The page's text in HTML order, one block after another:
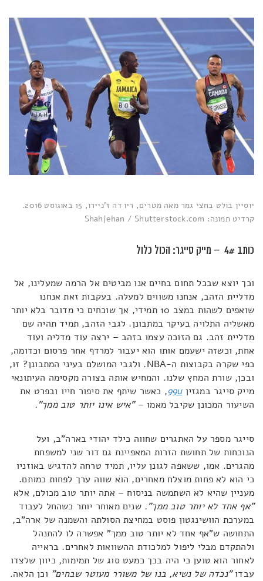
יוסיין בולט בחצי גמר מאה מטרים, ריו דה ז'ניירו, 15 באוגוסט 2016.
קרדיט תמונה: Shahjehan / Shutterstock.com
כותב 4# – מייק סייגר: הכול כלול
וכך יוצא שבכל תחום בחיים אנו מביטים אל הרמה שמעלינו, אל
מדליית הזהב, אנחנו משווים למעלה. בעקבות זאת אנחנו
שואפים לשהות במצב 10 תמידי, אך שוכחים כי מדובר בלא יותר
מאשליה התלויה בעיקר במתבונן. לגבי הזהב, תמיד תהיה שם
מדליית זהב. גם הזוכה עצמו בזהב – ירצה עוד מדליה ועוד
אחת, וכשזה ישעמם אותו הוא יעבור למרדף אחר פרסום וכדומה,
כפי שקרה בקבוצות ה-NBA. ולגבי המושלם בעיני המתבונן? זו,
ובכן, שורת המחץ שלנו. והמחיש אותה בצורה מקסימה העיתונאי
מייק סייגר במגזין99u, כאשר שיתף את סיפור חייו ובפרט את
השיעור המכונן שקיבל מאמו –"איש אינו יותר טוב ממך".
סייגר מספר על האתגרים שחווה כילד יהודי בארה"ב, ועל
הנוכחות של תחושת הזרות המאפיינת גם דור שני למשפחת
מהגרים. אמו, ששאפה לגונן עליו, תמיד טרחה להדגיש באוזניו
כי הוא לא פחות מוצלח מאחרים, הוא שווה ערך לפחות כמותם.
מעניין שהיא לא השתמשה בניסוח – אתה יותר טוב מכולם, אלא
"אף אחד לא יותר טוב ממך".שנים מאוחר יותר כשהחל לעבוד
במערכת הוושינגטון פוסט במחיצת הסולתה והשמנה של ארה"ב,
התחושה ש"אף אחד לא יותר טוב ממך" אפשרה לו להתנהל
ולהתקדם מבלי ליפול למלכודת ההשוואות לאחרים. בראייה
לאחור הוא טוען כי היה בכך כמעט סוג של תמימות, כיוון שלצדו
עבדו"נכדה של נשיא, בנו של משורר מעוטר שבחים" וכן הלאה.